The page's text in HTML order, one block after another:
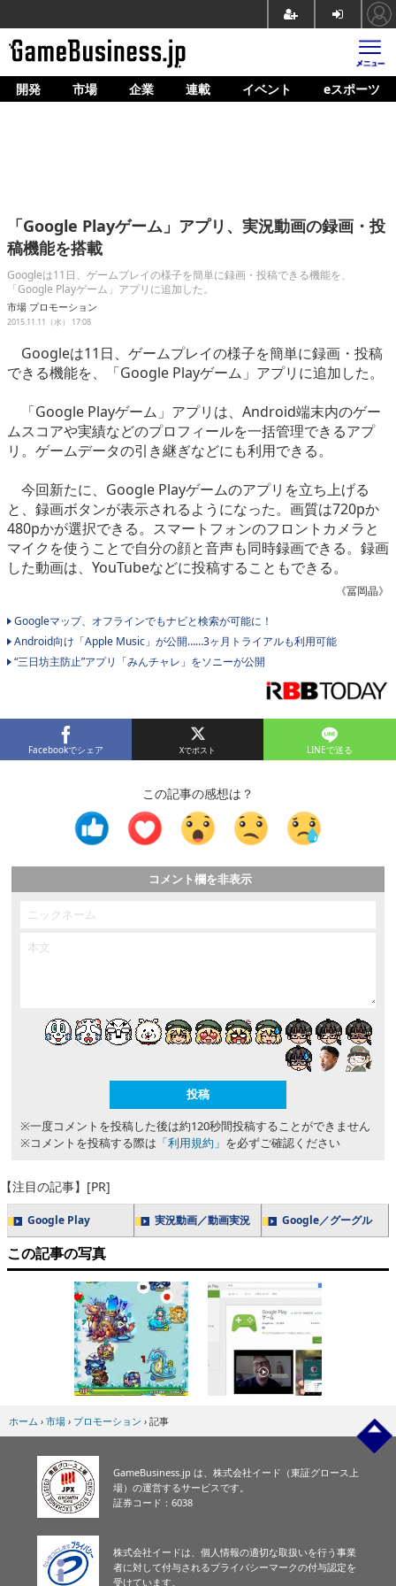
ホーム
企業動向
人材育成
産業政策
イベント/セミナー
eスポーツ
開発 市場 企業 連載 イベント eスポーツ
「Google Playゲーム」アプリ、実況動画の録画・投
稿機能を搭載
Googleは11日、ゲームプレイの様子を簡単に録画・投稿できる機能を、
「Google Playゲーム」アプリに追加した。
市場 プロモーション
2015.11.11（水） 17:08
Googleは11日、ゲームプレイの様子を簡単に録画・投稿
できる機能を、「Google Playゲーム」アプリに追加した。
「Google Playゲーム」アプリは、Android端末内のゲー
ムスコアや実績などのプロフィールを一括管理できるアプ
リ。ゲームデータの引き継ぎなどにも利用できる。
今回新たに、Google Playゲームのアプリを立ち上げる
と、録画ボタンが表示されるようになった。画質は720pか
480pかが選択できる。スマートフォンのフロントカメラと
マイクを使うことで自分の顔と音声も同時録画できる。録画
した動画は、YouTubeなどに投稿することもできる。
《冨岡晶》
Googleマップ、オフラインでもナビと検索が可能に！
Android向け「Apple Music」が公開……3ヶ月トライアルも利用可能
“三日坊主防止”アプリ「みんチャレ」をソニーが公開
Facebookでシェア LINEで送る
この記事の感想は？
コメント欄を非表示
※一度コメントを投稿した後は約120秒間投稿することができません
※コメントを投稿する際は 「利用規約」 を必ずご確認ください
【注目の記事】[PR]
Google Play 実況動画／動画実況 Google／グーグル
この記事の写真
ホーム › 市場 › プロモーション › 記事
GameBusiness.jp は、株式会社イード（東証グロース上
場）の運営するサービスです。
証券コード：6038
株式会社イードは、個人情報の適切な取扱いを行う事業
者に対して付与されるプライバシーマークの付与認定を
受けています。